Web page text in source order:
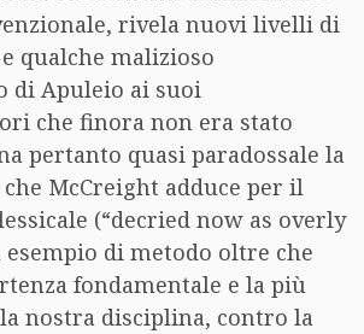
rivela nuovi livelli di
qualche malizioso
di Apuleio ai suoi
che finora non era stato
pertanto quasi paradossale la
McCreight adduce per il
(“decried now as overly
di metodo oltre che
fondamentale e la più
nostra disciplina, contro la